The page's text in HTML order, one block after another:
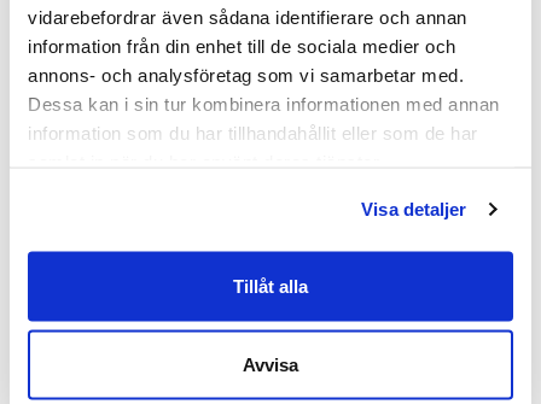
vidarebefordrar även sådana identifierare och annan
information från din enhet till de sociala medier och
annons- och analysföretag som vi samarbetar med.
Dessa kan i sin tur kombinera informationen med annan
information som du har tillhandahållit eller som de har
Visa detaljer
Tillåt alla
Avvisa
Läs mer - tillverkarens produktsida.
.
Mått
Sitthöjd 44-60 cm.